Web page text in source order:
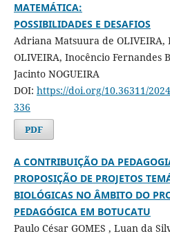
MATEMÁTICA:
POSSIBILIDADES E DESAFIOS
Adriana Matsuura de OLIVEIRA,
OLIVEIRA, Inocêncio Fernandes
Jacinto NOGUEIRA
DOI: https://doi.org/10.36311/
336
PDF
A CONTRIBUIÇÃO DA
PROPOSIÇÃO DE PROJETOS
BIOLÓGICAS NO ÂMBITO DO
PEDAGÓGICA EM BOTUCATU
Paulo César GOMES , Luan da